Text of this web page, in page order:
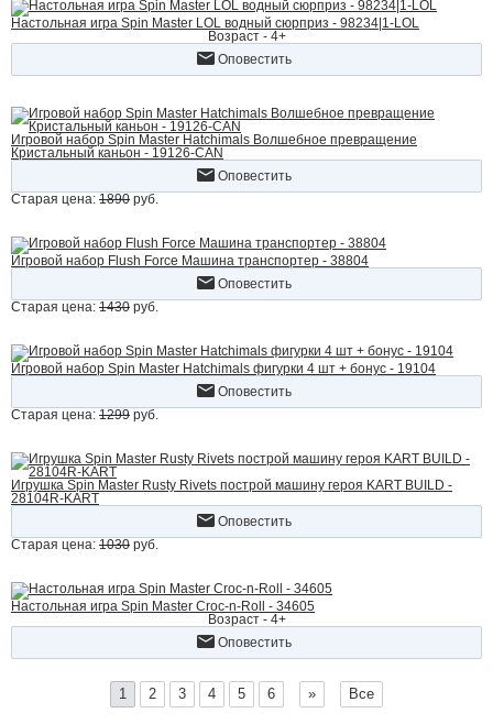
Настольная игра Spin Master LOL водный сюрприз - 98234|1-LOL
Возраст - 4+
Оповестить
Игровой набор Spin Master Hatchimals Волшебное превращение
Кристальный каньон - 19126-CAN
Оповестить
Старая цена: 1890 руб.
Игровой набор Flush Force Машина транспортер - 38804
Оповестить
Старая цена: 1430 руб.
Игровой набор Spin Master Hatchimals фигурки 4 шт + бонус - 19104
Оповестить
Старая цена: 1299 руб.
Игрушка Spin Master Rusty Rivets построй машину героя KART BUILD -
28104R-KART
Оповестить
Старая цена: 1030 руб.
Настольная игра Spin Master Croc-n-Roll - 34605
Возраст - 4+
Оповестить
1 2 3 4 5 6 » Все